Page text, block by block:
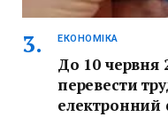
ЕКОНОМІКА
До 10 червня
перевести
електронний